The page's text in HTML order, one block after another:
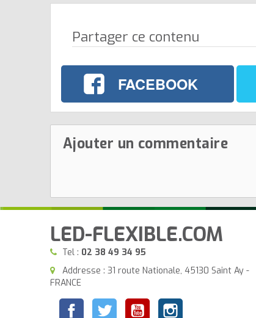
Partager ce contenu
FACEBOOK
Ajouter un commentaire
LED-FLEXIBLE.COM
Tel : 02 38 49 34 95
Addresse : 31 route Nationale, 45130 Saint Ay -
FRANCE
Facebook Twitter YouTube